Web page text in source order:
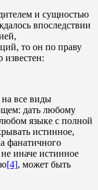
и сущностью
впоследствии
то он по праву
известен:
все виды
дать любому
языке с полной
истинное,
фанатичного
иначе истинное
[4], может быть